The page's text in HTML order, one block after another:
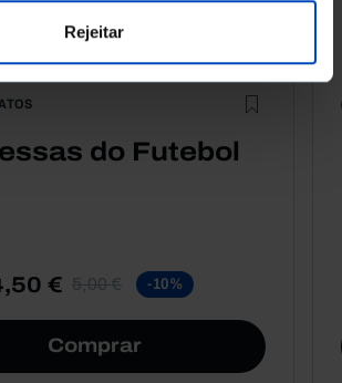
Rejeitar
do Futebol
€ 5,00 € -10%
Comprar